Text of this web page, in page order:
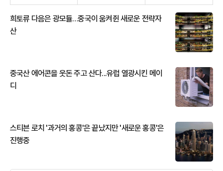
희토류 다음은 광모듈…중국이 움켜쥔 새로운 전략자
산
중국산 에어콘을 웃돈 주고 산다...유럽 열광시킨 메이
디
스티븐 로치 '과거의 홍콩'은 끝났지만 '새로운 홍콩'은
진행중